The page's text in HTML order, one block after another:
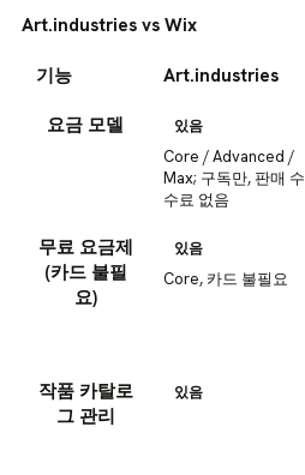
Art.industries vs Wix
기능 Art.industries
요금 모델 있음
Core / Advanced /
Max; 구독만, 판매 수
수료 없음
무료 요금제
(카드 불필
요)
있음
Core, 카드 불필요
작품 카탈로
그 관리
있음